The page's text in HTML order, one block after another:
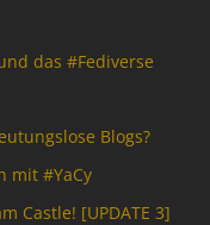
das #Fediverse
Blogs?
mit #YaCy
Castle! [UPDATE 3]